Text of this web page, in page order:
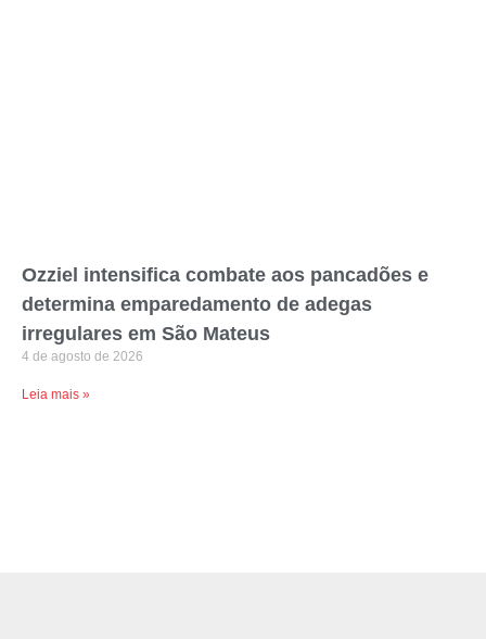
Ozziel intensifica combate aos pancadões e
determina emparedamento de adegas
irregulares em São Mateus
4 de agosto de 2026
Leia mais »